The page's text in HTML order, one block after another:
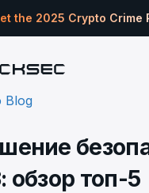
the 2025 Crypto Crime
Blog
обзор топ-5